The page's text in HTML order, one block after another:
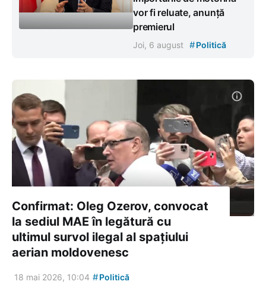
vor fi reluate, anunță
premierul
Joi, 6 august #Politică
Confirmat: Oleg Ozerov, convocat
la sediul MAE în legătură cu
ultimul survol ilegal al spațiului
aerian moldovenesc
18 mai 2026, 10:04 #Politică